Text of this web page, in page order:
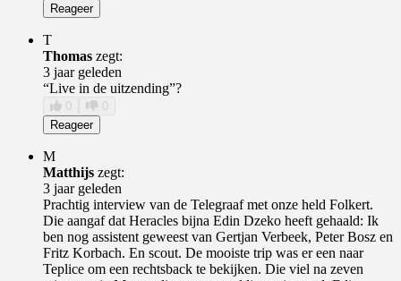
Reageer
T
Thomas zegt:
3 jaar geleden
“Live in de uitzending”?
0
0
Reageer
M
Matthijs zegt:
3 jaar geleden
Prachtig interview van de Telegraaf met onze held Folkert.
Die aangaf dat Heracles bijna Edin Dzeko heeft gehaald: Ik
ben nog assistent geweest van Gertjan Verbeek, Peter Bosz en
Fritz Korbach. En scout. De mooiste trip was er een naar
Teplice om een rechtsback te bekijken. Die viel na zeven